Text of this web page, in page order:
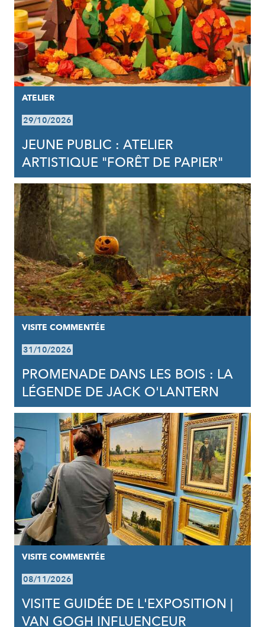
ATELIER
29/10/2026
JEUNE PUBLIC : ATELIER
ARTISTIQUE "FORÊT DE PAPIER"
VISITE COMMENTÉE
31/10/2026
PROMENADE DANS LES BOIS : LA
LÉGENDE DE JACK O'LANTERN
VISITE COMMENTÉE
08/11/2026
VISITE GUIDÉE DE L'EXPOSITION |
VAN GOGH INFLUENCEUR